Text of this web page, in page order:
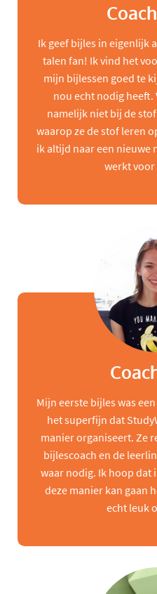
Ik geef bijles in eigenlijk
talen fan! Ik vind het
mijn bijlessen goed te
nou echt nodig heeft.
namelijk niet bij de
waarop ze de stof leren
ik altijd naar een nieuwe
werkt
Mijn eerste bijles was
het superfijn dat
manier organiseert. Ze
bijlescoach en de
waar nodig. Ik hoop dat
deze manier kan gaan
echt leuk